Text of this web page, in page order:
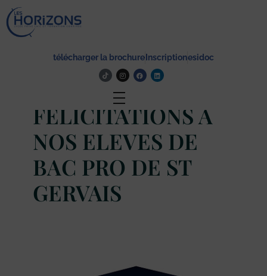
télécharger la brochure Inscriptionesidoc
FELICITATIONS A
NOS ELEVES DE
BAC PRO DE ST
GERVAIS